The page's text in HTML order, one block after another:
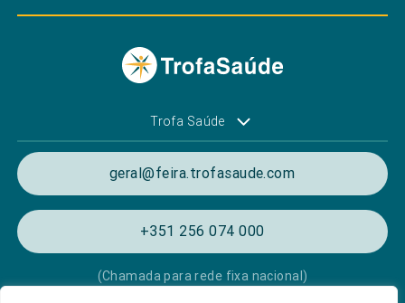
Trofa Saúde
geral@feira.trofasaude.com
+351 256 074 000
(Chamada para rede fixa nacional)